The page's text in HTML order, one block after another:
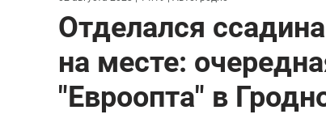
Отделался
на месте:
"Евроопта" в